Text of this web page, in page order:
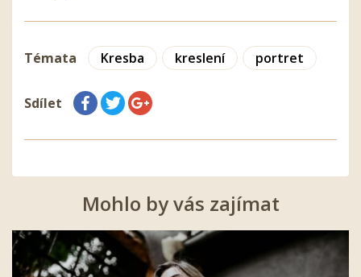
Témata Kresba kreslení portret
Sdílet
Mohlo by vás zajímat